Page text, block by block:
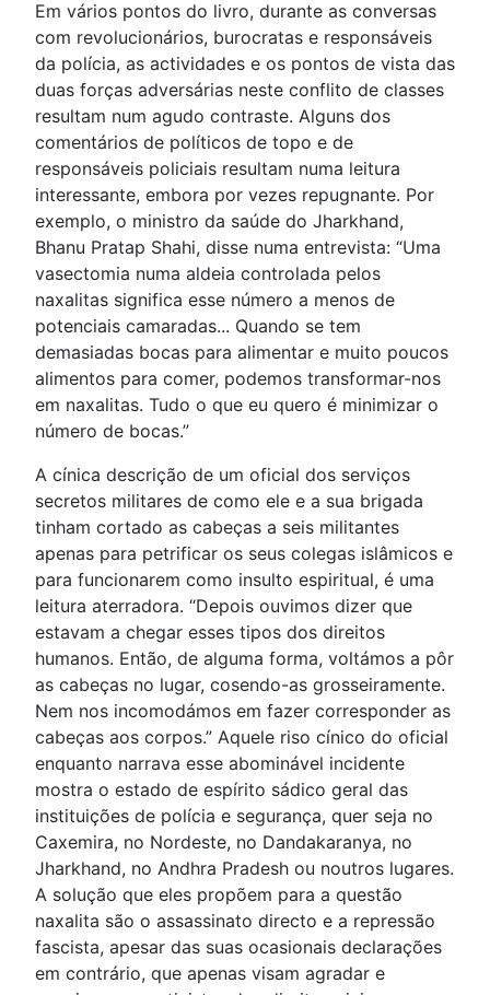
Em vários pontos do livro, durante as conversas
com revolucionários, burocratas e responsáveis
da polícia, as actividades e os pontos de vista das
duas forças adversárias neste conflito de classes
resultam num agudo contraste. Alguns dos
comentários de políticos de topo e de
responsáveis policiais resultam numa leitura
interessante, embora por vezes repugnante. Por
exemplo, o ministro da saúde do Jharkhand,
Bhanu Pratap Shahi, disse numa entrevista: “Uma
vasectomia numa aldeia controlada pelos
naxalitas significa esse número a menos de
potenciais camaradas... Quando se tem
demasiadas bocas para alimentar e muito poucos
alimentos para comer, podemos transformar-nos
em naxalitas. Tudo o que eu quero é minimizar o
número de bocas.”
A cínica descrição de um oficial dos serviços
secretos militares de como ele e a sua brigada
tinham cortado as cabeças a seis militantes
apenas para petrificar os seus colegas islâmicos e
para funcionarem como insulto espiritual, é uma
leitura aterradora. “Depois ouvimos dizer que
estavam a chegar esses tipos dos direitos
humanos. Então, de alguma forma, voltámos a pôr
as cabeças no lugar, cosendo-as grosseiramente.
Nem nos incomodámos em fazer corresponder as
cabeças aos corpos.” Aquele riso cínico do oficial
enquanto narrava esse abominável incidente
mostra o estado de espírito sádico geral das
instituições de polícia e segurança, quer seja no
Caxemira, no Nordeste, no Dandakaranya, no
Jharkhand, no Andhra Pradesh ou noutros lugares.
A solução que eles propõem para a questão
naxalita são o assassinato directo e a repressão
fascista, apesar das suas ocasionais declarações
em contrário, que apenas visam agradar e